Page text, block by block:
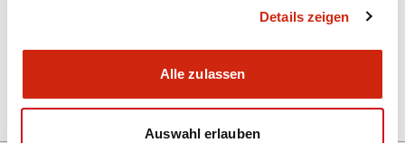
Details zeigen
Alle zulassen
Auswahl erlauben
04/09/2025.PDF1.23MB